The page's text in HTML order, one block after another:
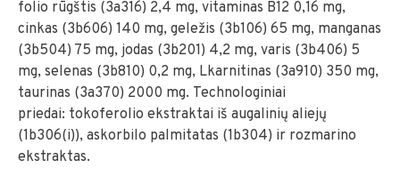
folio rūgštis (3a316) 2,4 mg, vitaminas B12 0,16 mg,
cinkas (3b606) 140 mg, geležis (3b106) 65 mg, manganas
(3b504) 75 mg, jodas (3b201) 4,2 mg, varis (3b406) 5
mg, selenas (3b810) 0,2 mg, Lkarnitinas (3a910) 350 mg,
taurinas (3a370) 2000 mg. Technologiniai
priedai: tokoferolio ekstraktai iš augalinių aliejų
(1b306(i)), askorbilo palmitatas (1b304) ir rozmarino
ekstraktas.